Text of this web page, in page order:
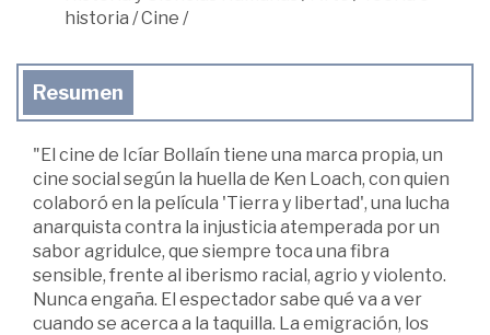
historia /Cine /
Resumen
"El cine de Icíar Bollaín tiene una marca propia, un
cine social según la huella de Ken Loach, con quien
colaboró en la película 'Tierra y libertad', una lucha
anarquista contra la injusticia atemperada por un
sabor agridulce, que siempre toca una fibra
sensible, frente al iberismo racial, agrio y violento.
Nunca engaña. El espectador sabe qué va a ver
cuando se acerca a la taquilla. La emigración, los